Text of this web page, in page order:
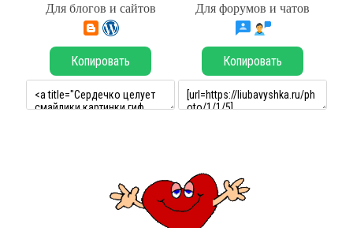
Для блогов и сайтов Для форумов и чатов
Копировать Копировать